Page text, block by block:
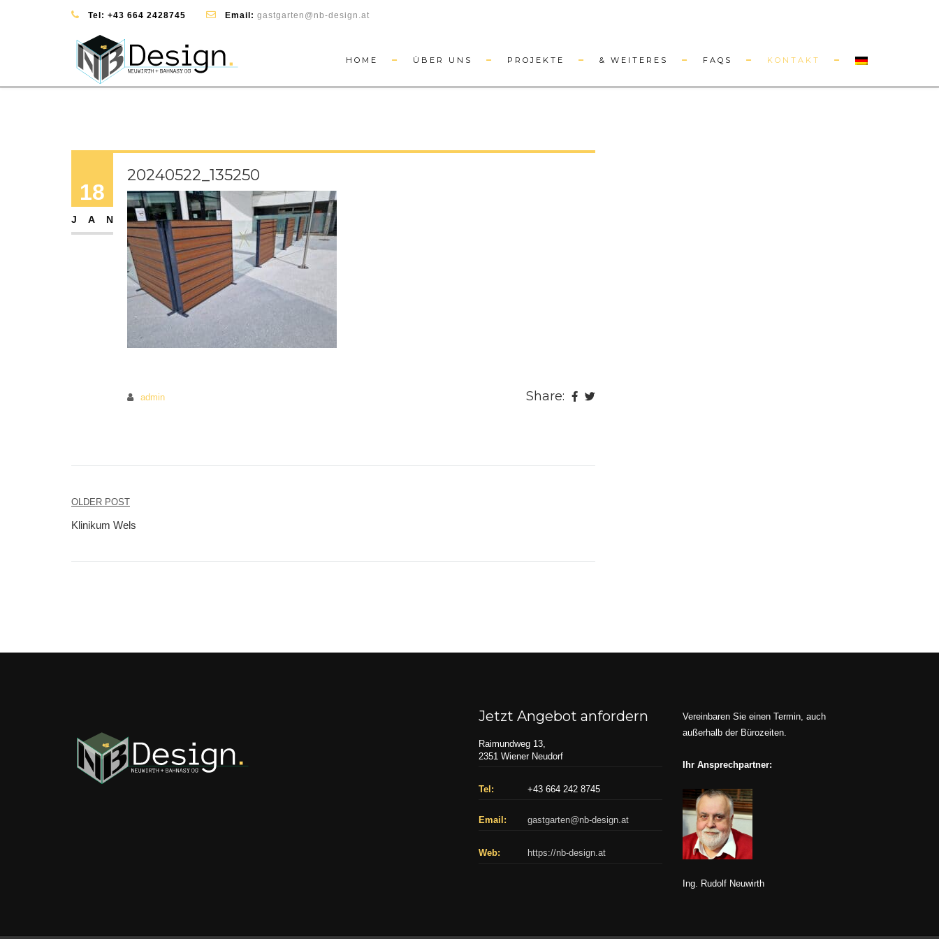
Tel: +43 664 2428745 Email: gastgarten@nb-design.at
HOME ÜBER UNS PROJEKTE & WEITERES FAQS KONTAKT
18
JAN
20240522_135250
admin Share:
Beitragsnavigation
OLDER POST
Klinikum Wels
Jetzt Angebot anfordern
Raimundweg 13,
2351 Wiener Neudorf
Tel: +43 664 242 8745
Email: gastgarten@nb-design.at
Web: https://nb-design.at
Vereinbaren Sie einen Termin, auch
außerhalb der Bürozeiten.
Ihr Ansprechpartner:
Ing. Rudolf Neuwirth